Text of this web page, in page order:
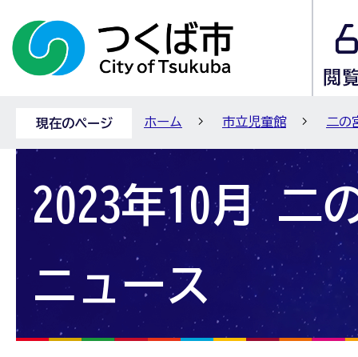
現在のページ ホーム 市立児童館 二の
2023年10月 二
ニュース